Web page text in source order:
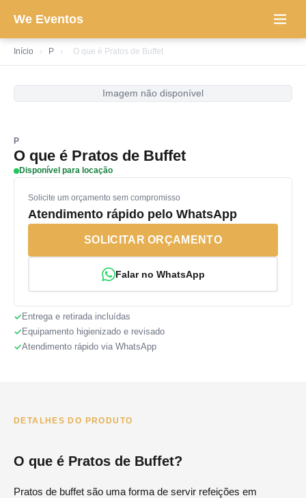
We Eventos
Início › P › O que é Pratos de Buffet
Imagem não disponível
P
O que é Pratos de Buffet
Disponível para locação
Solicite um orçamento sem compromisso
Atendimento rápido pelo WhatsApp
SOLICITAR ORÇAMENTO
Falar no WhatsApp
Entrega e retirada incluídas
Equipamento higienizado e revisado
Atendimento rápido via WhatsApp
DETALHES DO PRODUTO
O que é Pratos de Buffet?
Pratos de buffet são uma forma de servir refeições em